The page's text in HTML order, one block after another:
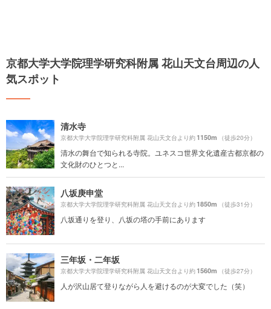
京都大学大学院理学研究科附属 花山天文台周辺の人
気スポット
清水寺
京都大学大学院理学研究科附属 花山天文台より約1150m （徒歩20分）
清水の舞台で知られる寺院。ユネスコ世界文化遺産古都京都の
文化財のひとつと...
八坂庚申堂
京都大学大学院理学研究科附属 花山天文台より約1850m （徒歩31分）
八坂通りを登り、八坂の塔の手前にあります
三年坂・二年坂
京都大学大学院理学研究科附属 花山天文台より約1560m （徒歩27分）
人が沢山居て登りながら人を避けるのが大変でした（笑）